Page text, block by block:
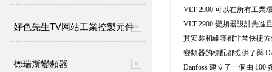
好色先生TV网站工業控製元件
德瑞斯變頻器
VLT 2900 可以在所有工業環
VLT 2900 變頻器設計先進且
其安裝和維護都非常快捷方便
變頻器的標配都提供了與
Danfoss 建立了一個由 100